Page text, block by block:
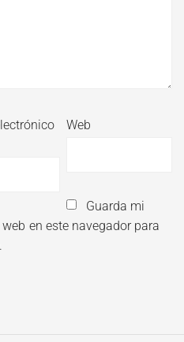
Web
Guarda mi
en este navegador para